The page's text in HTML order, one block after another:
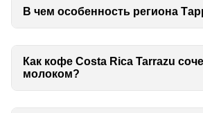
В чем особенность региона
Как кофе Costa Rica Tarrazu
молоком?